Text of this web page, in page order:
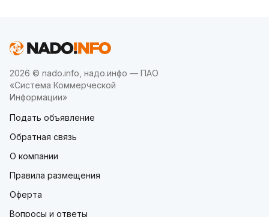
2026 © nado.info, надо.инфо — ПАО
«Система Коммерческой
Информации»
Подать объявление
Обратная связь
О компании
Правила размещения
Оферта
Вопросы и ответы